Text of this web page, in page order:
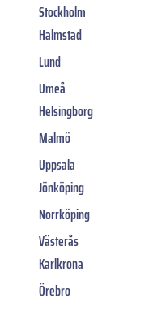
Stockholm
Halmstad
Lund
Umeå
Helsingborg
Malmö
Uppsala
Jönköping
Norrköping
Västerås
Karlkrona
Örebro